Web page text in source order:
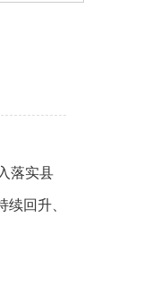
落实县
回升、